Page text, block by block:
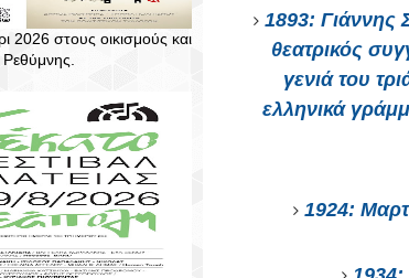
2026 στους οικισμούς και
1893: Γιάννης
θεατρικός
γενιά του
ελληνικά
1924: